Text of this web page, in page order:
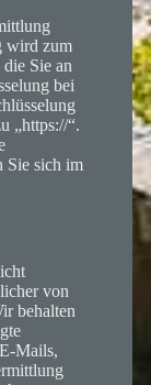
wird zum
Sie an
bei
„https://“.
Sie sich im
von
behalten
Mails,